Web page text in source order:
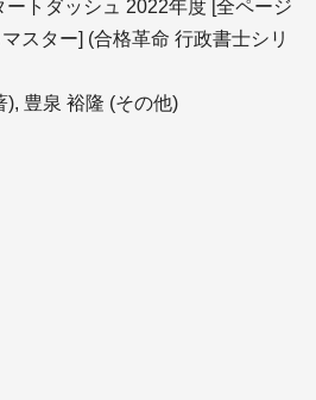
トダッシュ 2022年度 [全ページ
スター] (合格革命 行政書士シリ
豊泉 裕隆 (その他)